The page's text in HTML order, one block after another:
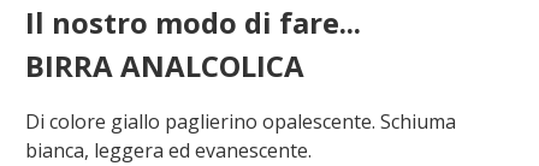
Il nostro modo di fare...
BIRRA ANALCOLICA
Di colore giallo paglierino opalescente. Schiuma
bianca, leggera ed evanescente.